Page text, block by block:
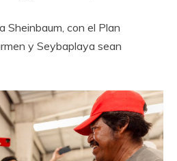
Sheinbaum, con el Plan
y Seybaplaya sean